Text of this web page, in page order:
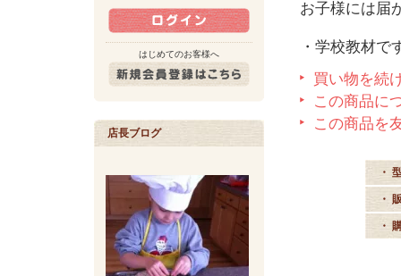
はじめてのお客様へ
店長ブログ
お子様には届
・学校教材で
買い物を続
この商品に
この商品を
・
・
・